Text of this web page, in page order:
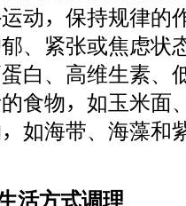
动，保持规律的
、紧张或焦虑状
白、高维生素、
食物，如玉米面
如海带、海藻和
活方式调理